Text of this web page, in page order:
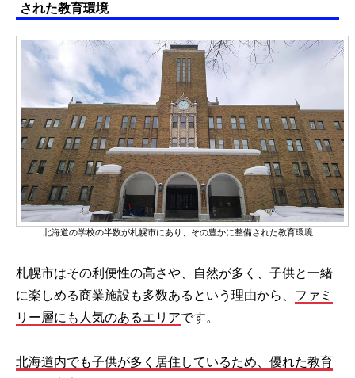
された教育環境
北海道の学校の半数が札幌市にあり、その豊かに整備された教育環境
札幌市はその利便性の高さや、自然が多く、子供と一緒
に楽しめる商業施設も多数あるという理由から、 ファミ
リー層にも人気のあるエリアです。
北海道内でも子供が多く居住しているため、優れた教育